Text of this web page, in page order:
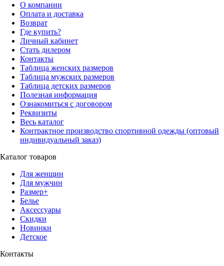
О компании
Оплата и доставка
Возврат
Где купить?
Личный кабинет
Стать дилером
Контакты
Таблица женских размеров
Таблица мужских размеров
Таблица детских размеров
Полезная информация
Ознакомиться с договором
Реквизиты
Весь каталог
Контрактное производство спортивной одежды (оптовый
индивидуальный заказ)
Каталог товаров
Для женщин
Для мужчин
Размер+
Белье
Аксессуары
Скидки
Новинки
Детское
Контакты